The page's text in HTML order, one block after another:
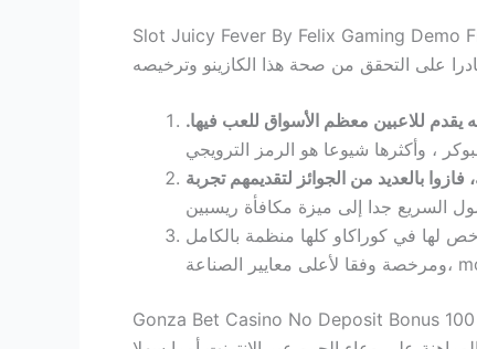
Slot Juicy Fever By Felix Gaming Demo
يقدم للاعبين معظم الأسواق للعب فيها.
بالعديد من الجوائز لتقديمهم تجربة
لها في كوراكاو كلها منظمة بالكامل
Gonza Bet Casino No Deposit Bonus